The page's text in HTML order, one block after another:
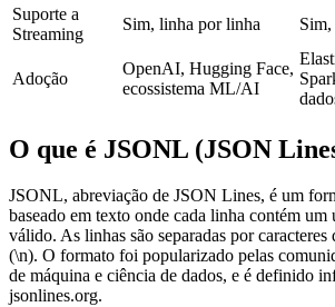
Suporte a
Streaming
Sim, linha por linha
Adoção
OpenAI, Hugging Face,
ecossistema ML/AI
O que é JSONL (JSON
JSONL, abreviação de JSON Lines, é um
baseado em texto onde cada linha contém
válido. As linhas são separadas por caracteres
(\n). O formato foi popularizado pelas
de máquina e ciência de dados, e é definido
jsonlines.org.